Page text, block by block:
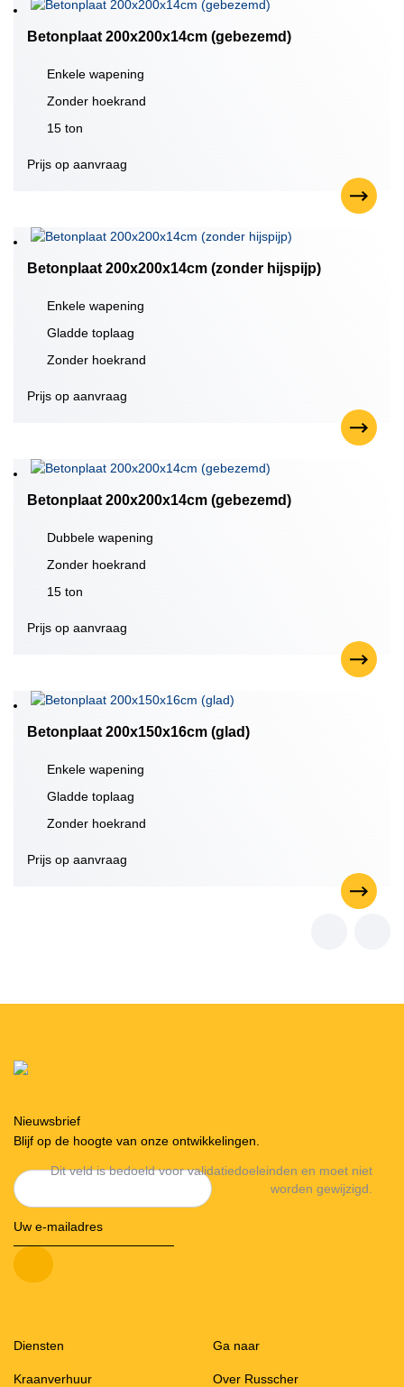
Betonplaat 200x200x14cm (gebezemd)
Enkele wapening
Zonder hoekrand
15 ton
Prijs op aanvraag
Betonplaat 200x200x14cm (zonder hijspijp)
Enkele wapening
Gladde toplaag
Zonder hoekrand
Prijs op aanvraag
Betonplaat 200x200x14cm (gebezemd)
Dubbele wapening
Zonder hoekrand
15 ton
Prijs op aanvraag
Betonplaat 200x150x16cm (glad)
Enkele wapening
Gladde toplaag
Zonder hoekrand
Prijs op aanvraag
Nieuwsbrief
Blijf op de hoogte van onze ontwikkelingen.
Dit veld is bedoeld voor validatiedoeleinden en moet niet
worden gewijzigd.
Diensten
Kraanverhuur
Ga naar
Over Russcher